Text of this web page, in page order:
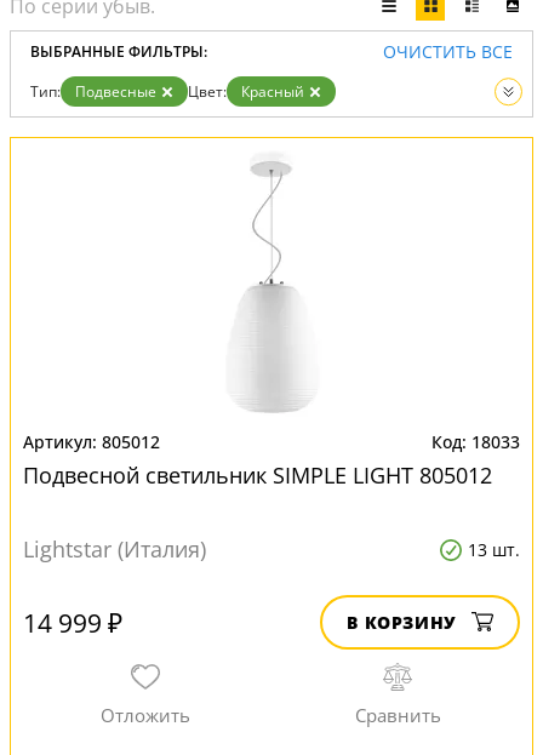
ВЫБРАННЫЕ ФИЛЬТРЫ: ОЧИСТИТЬ ВСЕ
Тип: Подвесные Цвет:
Красный
Вид:
Светильники
805012 18033
Подвесной светильник SIMPLE LIGHT 805012
Lightstar (Италия) 13 шт.
14 999 ₽ В КОРЗИНУ